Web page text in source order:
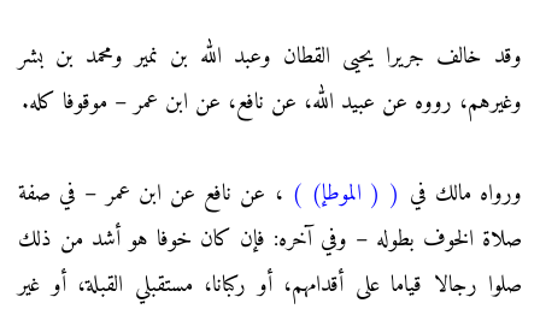
وقد خالف جريرا يحيى القطان وعبد الله بن نمير ومحمد بن بشر
وغيرهم، رووه عن عبيد الله، عن نافع، عن ابن عمر – موقوفا كله.
ورواه مالك في ( ( الموطإ) ) ، عن نافع عن ابن عمر – في صفة
صلاة الخوف بطوله – وفي آخره: فإن كان خوفا هو أشد من ذلك
صلوا رجالا قياما على أقدامهم، أو ركبانا، مستقبلي القبلة، أو غير